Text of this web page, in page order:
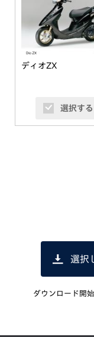
ディオZX
選択する
選択
ダウンロード開